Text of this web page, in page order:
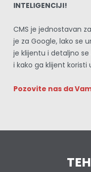
INTELIGENCIJI!
CMS je jednostavan
je za Google, lako se
je klijentu i detaljno
i kako ga klijent koristi
Pozovite nas da